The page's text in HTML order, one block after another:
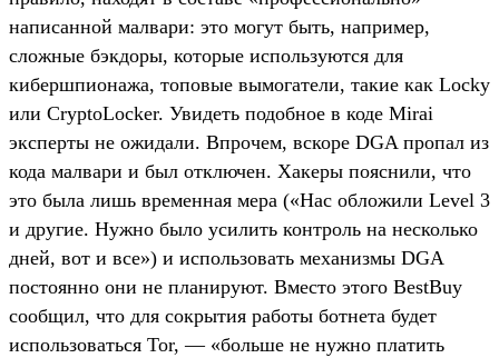
написанной малвари: это могут быть, например,
сложные бэкдоры, которые используются для
кибершпионажа, топовые вымогатели, такие как Locky
или CryptoLocker. Увидеть подобное в коде Mirai
эксперты не ожидали. Впрочем, вскоре DGA пропал из
кода малвари и был отключен. Хакеры пояснили, что
это была лишь временная мера («Нас обложили Level 3
и другие. Нужно было усилить контроль на несколько
дней, вот и все») и использовать механизмы DGA
постоянно они не планируют. Вместо этого BestBuy
сообщил, что для сокрытия работы ботнета будет
использоваться Tor, — «больше не нужно платить